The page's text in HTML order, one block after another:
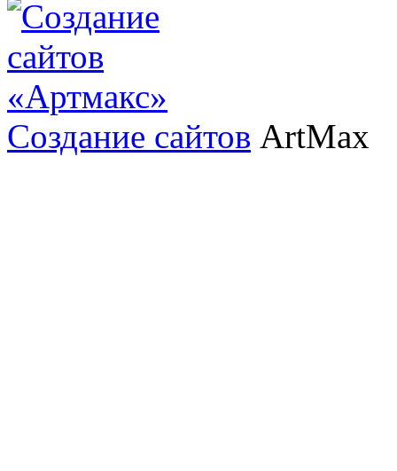
Создание сайтов ArtMax